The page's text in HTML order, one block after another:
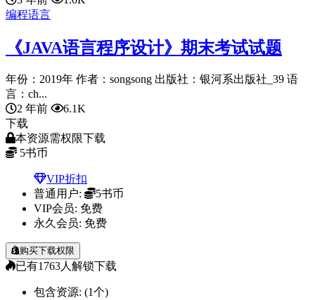
编程语言
《JAVA语言程序设计》期末考试试题
年份：2019年 作者：songsong 出版社：银河系出版社_39 语
言：ch...
2 年前
6.1K
下载
本资源需权限下载
5书币
VIP折扣
普通用户:
5书币
VIP会员: 免费
永久会员: 免费
购买下载权限
已有1763人解锁下载
包含资源: (1个)